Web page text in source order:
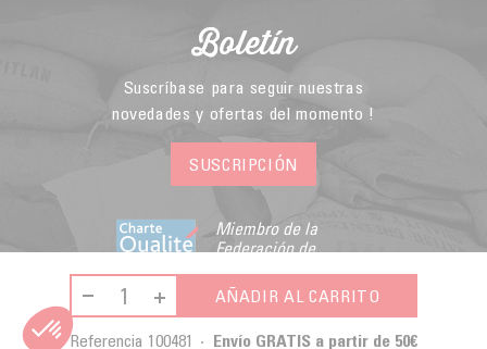
AÑADIR AL CARRITO
Referencia 100481 Envío GRATIS a partir de 50€
Boletín
Suscríbase para seguir nuestras
novedades y ofertas del momento !
SUSCRIPCIÓN
Miembro de la
Federación de
y Venta a Distancia
© 2026 - Malongo -